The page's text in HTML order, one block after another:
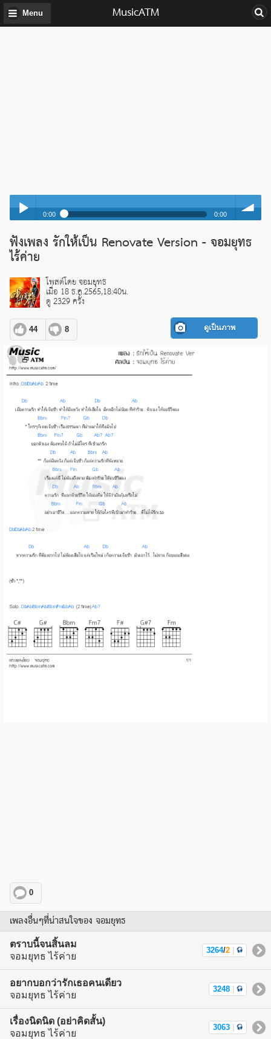
Menu MusicATM
Play /
pause
0:00 0:00
volume
รักให้เป็น Renovate Version - จอมยุทธ ไร้ค่าย
รักให้เป็น Renovate Version - จอมยุทธ ไร้ค่าย
ฟังเพลง รักให้เป็น Renovate Version - จอมยุทธ
ไร้ค่าย
โพสต์โดย จอมยุทธ
เมื่อ 18 ธ.ค.2565,18:40น.
ดู 2329 ครั้ง
44 8 ดูเป็นภาพ
0
เพลงอื่นๆที่น่าสนใจของ จอมยุทธ
ตราบนี้จนสิ้นลม
จอมยุทธ ไร้ค่าย
3264/2
อยากบอกว่ารักเธอคนเดียว
จอมยุทธ ไร้ค่าย
3248
เรื่องนิดนิด (อย่าคิดสั้น)
จอมยุทธ ไร้ค่าย
3063